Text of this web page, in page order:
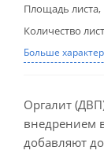
Площадь листа,
Количество
Больше
Оргалит
внедрением
добавляют